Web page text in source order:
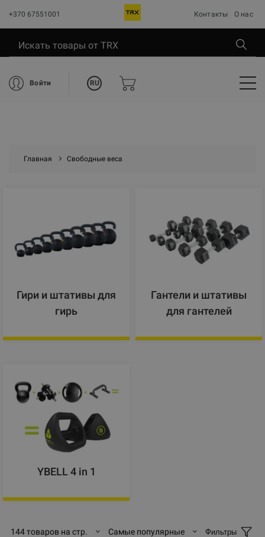
+370 67551001 Контакты О нас
Войти RU
Главная Свободные веса
Гири и штативы для
гирь
Гантели и штативы
для гантелей
YBELL 4 in 1
144 товаров на стр. Самые популярные Фильтры